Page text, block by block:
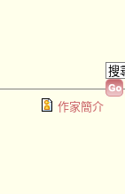
作家簡介